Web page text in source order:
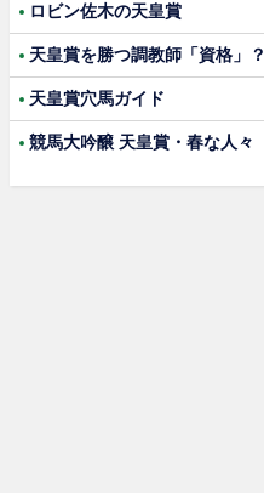
ロビン佐木の天皇賞
天皇賞を勝つ調教師「資格」？
天皇賞穴馬ガイド
競馬大吟醸 天皇賞・春な人々